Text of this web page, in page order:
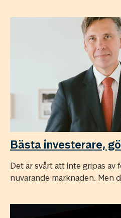
Bästa investerare,
Det är svårt att inte gripas av
nuvarande marknaden. Men